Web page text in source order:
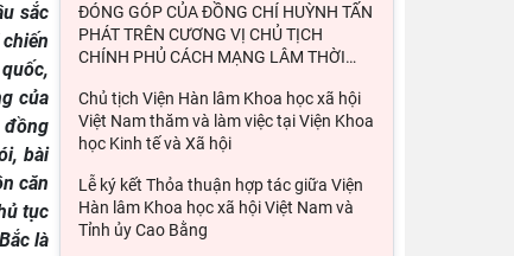
sắc
của
đồng
bài
căn
tục
là
ĐÓNG GÓP CỦA ĐỒNG CHÍ HUỲNH TẤN
PHÁT TRÊN CƯƠNG VỊ CHỦ TỊCH
CHÍNH PHỦ CÁCH MẠNG LÂM THỜI…
Chủ tịch Viện Hàn lâm Khoa học xã hội
Việt Nam thăm và làm việc tại Viện Khoa
học Kinh tế và Xã hội
Lễ ký kết Thỏa thuận hợp tác giữa Viện
Hàn lâm Khoa học xã hội Việt Nam và
Tỉnh ủy Cao Bằng